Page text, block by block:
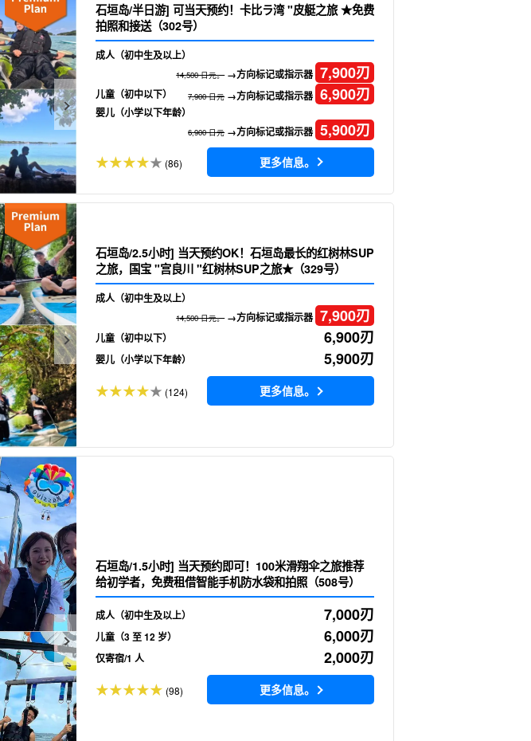
石垣岛/半日游] 可当天预约！卡比ラ湾 "皮艇之旅 ★免费
拍照和接送（302号）
成人（初中生及以上）
14,500 日元。→方向标记或指示器 7,900刃
儿童（初中以下） 7,900 日元→方向标记或指示器 6,900刃
婴儿（小学以下年龄）
6,900 日元→方向标记或指示器 5,900刃
(86) 更多信息。
石垣岛/2.5小时] 当天预约OK！石垣岛最长的红树林SUP
之旅，国宝 "宫良川 "红树林SUP之旅★（329号）
成人（初中生及以上）
14,500 日元。→方向标记或指示器 7,900刃
儿童（初中以下） 6,900刃
婴儿（小学以下年龄） 5,900刃
(124) 更多信息。
石垣岛/1.5小时] 当天预约即可！100米滑翔伞之旅推荐
给初学者，免费租借智能手机防水袋和拍照（508号）
成人（初中生及以上） 7,000刃
儿童（3 至 12 岁） 6,000刃
仅寄宿/1 人 2,000刃
(98) 更多信息。